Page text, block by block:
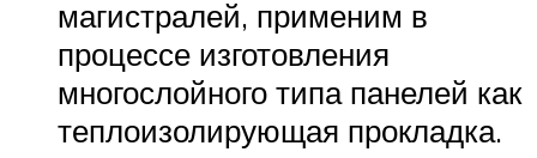
магистралей, применим в
процессе изготовления
многослойного типа панелей как
теплоизолирующая прокладка.